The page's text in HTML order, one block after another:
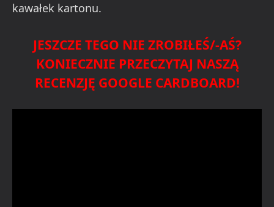
kawałek kartonu.
JESZCZE TEGO NIE ZROBIŁEŚ/-AŚ?
KONIECZNIE PRZECZYTAJ NASZĄ
RECENZJĘ GOOGLE CARDBOARD!